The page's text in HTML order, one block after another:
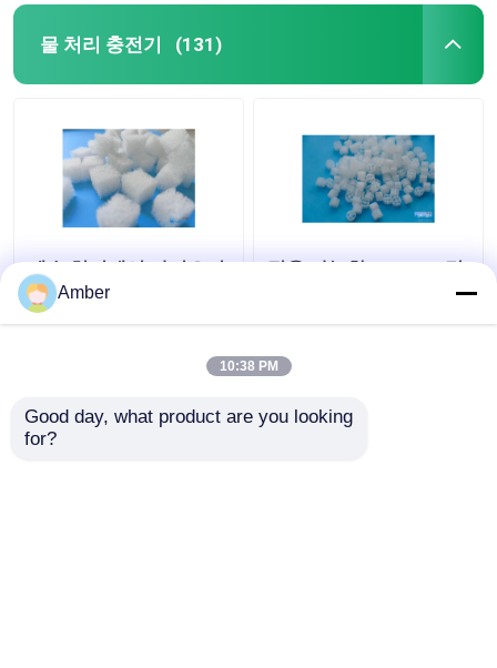
물 처리 충전기 (131)
폐수 처리에서 바이오리
액터 폴리머 혼합 겔 미
생물 담체
적용 가능한 PH 6-10 및
98% 포러스리티의 큐브
Amber
10:38 PM
Good day, what product are you looking
for?